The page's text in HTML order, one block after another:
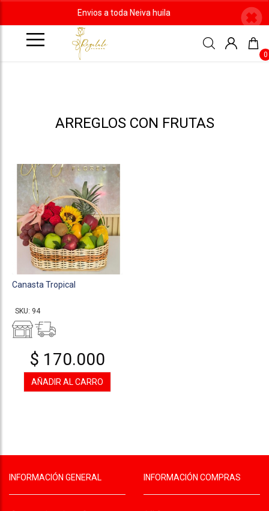
Envios a toda Neiva huila
0
ARREGLOS CON FRUTAS
Canasta Tropical
SKU: 94
$ 170.000
AÑADIR AL CARRO
INFORMACIÓN GENERAL INFORMACIÓN COMPRAS